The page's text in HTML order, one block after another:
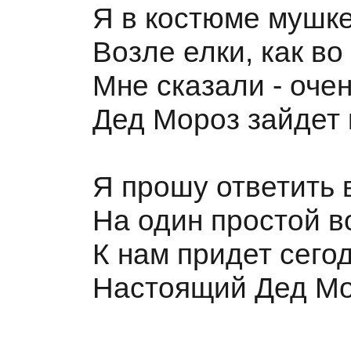
Я в костюме
Возле елки, как
Мне сказали -
Дед Мороз
Я прошу ответить
На один простой
К нам придет
Настоящий Дед